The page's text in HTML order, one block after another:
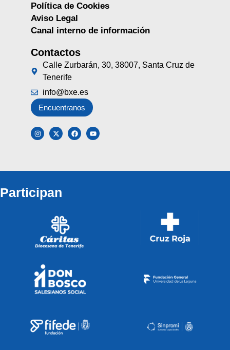
Política de Cookies
Aviso Legal
Canal interno de información
Contactos
Calle Zurbarán, 30, 38007, Santa Cruz de
Tenerife
info@bxe.es
Encuentranos
Participan